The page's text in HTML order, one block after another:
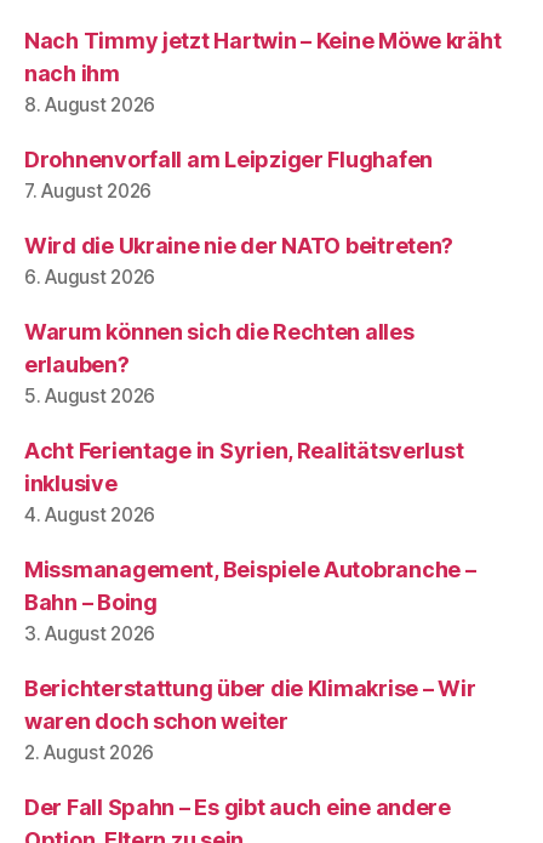
Nach Timmy jetzt Hartwin – Keine Möwe kräht
nach ihm
8. August 2026
Drohnenvorfall am Leipziger Flughafen
7. August 2026
Wird die Ukraine nie der NATO beitreten?
6. August 2026
Warum können sich die Rechten alles
erlauben?
5. August 2026
Acht Ferientage in Syrien, Realitätsverlust
inklusive
4. August 2026
Missmanagement, Beispiele Autobranche –
Bahn – Boing
3. August 2026
Berichterstattung über die Klimakrise – Wir
waren doch schon weiter
2. August 2026
Der Fall Spahn – Es gibt auch eine andere